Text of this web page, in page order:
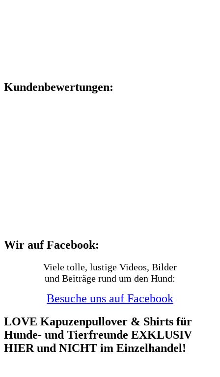
Kundenbewertungen:
Wir auf Facebook:
Viele tolle, lustige Videos, Bilder
und Beiträge rund um den Hund:
Besuche uns auf Facebook
LOVE Kapuzenpullover & Shirts für
Hunde- und Tierfreunde EXKLUSIV
HIER und NICHT im Einzelhandel!